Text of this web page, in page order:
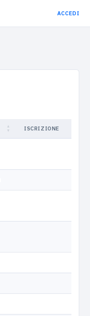
ACCEDI
ISCRIZIONE